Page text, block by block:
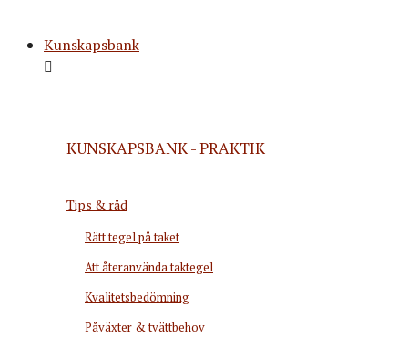
Kunskapsbank
KUNSKAPSBANK - PRAKTIK
Tips & råd
Rätt tegel på taket
Att återanvända taktegel
Kvalitetsbedömning
Påväxter & tvättbehov